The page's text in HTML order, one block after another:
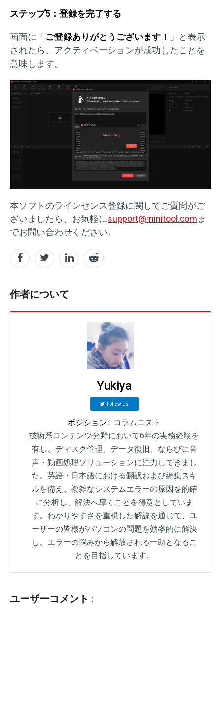
ステップ5：登録を完了する
画面に「 ご登録ありがとうございます！
」と表示
されたら、アクティベーションが成功したことを
意味します。
本ソフトのラインセンス登録に関してご質問がご
ざいましたら、お気軽にsupport@minitool.com ま
でお問い合わせください。
作者について
Yukiya
Follow Us
ポジション:
コラムニスト
技術系コンテンツ分野において6年の実務経験を
有し、ディスク管理、データ復旧、ならびに音
声・動画処理ソリューションに注力してきまし
た。英語・日本語における翻訳および編集スキ
ルを備え、複雑なシステムエラーの原因を的確
に分析し、解決へ導くことを得意としていま
す。わかりやすさを重視した解説を通じて、ユ
ーザーの皆様がパソコンの問題を効率的に解決
し、エラーの悩みから解放される一助となるこ
とを目指しています。
ユーザーコメント :